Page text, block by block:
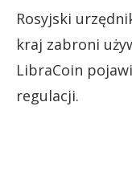
Rosyjski
kraj zabroni
LibraCoin
regulacji.